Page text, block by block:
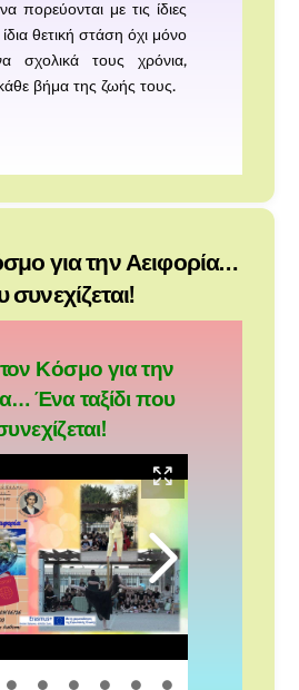
πορεύονται με τις ίδιες
ίδια θετική στάση όχι μόνο
σχολικά τους χρόνια,
βήμα της ζωής τους.
για την Αειφορία…
Κόσμο για την
Ένα ταξίδι που